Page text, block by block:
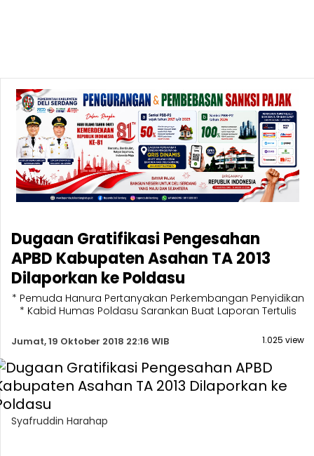
Dugaan Gratifikasi Pengesahan
APBD Kabupaten Asahan TA 2013
Dilaporkan ke Poldasu
* Pemuda Hanura Pertanyakan Perkembangan Penyidikan
* Kabid Humas Poldasu Sarankan Buat Laporan Tertulis
Jumat, 19 Oktober 2018 22:16 WIB 1.025 view
Syafruddin Harahap